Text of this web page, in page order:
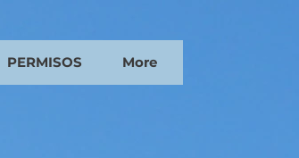
PERMISOS More